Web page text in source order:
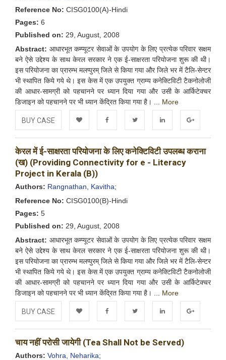
Reference No: CISG0100(A)-Hindi
Pages: 6
Published on: 29, August, 2008
Abstract: आधारभूत कम्प्यूटर सेवाओं के उपयोग के लिए प्रत्येक परिवार सक्षम
बने ऐसे उद्देश्य के साथ केरल सरकार ने एक ई-साक्षरता परियोजना शुरू की थी।
इस परियोजना का प्रारम्भ मलप्पुरम् जिले से किया गया और जिले भर में टैलि-सेन्टर
भी स्थापित किये गये थे। इस केस में एक उपयुक्त ग्राम्य कनेक्टिविटी टैकनोलोजी
की आधार-सामग्री को पहचानने पर ध्यान दिया गया और उसी के आर्किटेक्चर
डिजाइन को पहचानने पर भी ध्यान केंद्रित किया गया है। ... More
BUY CASE
Add to
Wishlist
FacebookTwitter LinkedIn Google+
केरल में ई-साक्षरता परियोजना के लिए कनेक्टिविटी उपलब्ध कराना
(ख) (Providing Connectivity for e - Literacy
Project in Kerala (B))
Authors: Rangnathan, Kavitha;
Reference No: CISG0100(B)-Hindi
Pages: 5
Published on: 29, August, 2008
Abstract: आधारभूत कम्प्यूटर सेवाओं के उपयोग के लिए प्रत्येक परिवार सक्षम
बने ऐसे उद्देश्य के साथ केरल सरकार ने एक ई-साक्षरता परियोजना शुरू की थी।
इस परियोजना का प्रारम्भ मलप्पुरम् जिले से किया गया और जिले भर में टैलि-सेन्टर
भी स्थापित किये गये थे। इस केस में एक उपयुक्त ग्राम्य कनेक्टिविटी टैकनोलोजी
की आधार-सामग्री को पहचानने पर ध्यान दिया गया और उसी के आर्किटेक्चर
डिजाइन को पहचानने पर भी ध्यान केंद्रित किया गया है। ... More
BUY CASE
Add to
Wishlist
FacebookTwitter LinkedIn Google+
चाय नहीं परोसी जायेगी (Tea Shall Not be Served)
Authors: Vohra, Neharika;